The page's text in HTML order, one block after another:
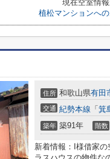
現在空室情報
植松マンションへ
住所 和歌山県有田
交通 紀勢本線 「 箕
築年 築91年 階数
新着情報：I様借家